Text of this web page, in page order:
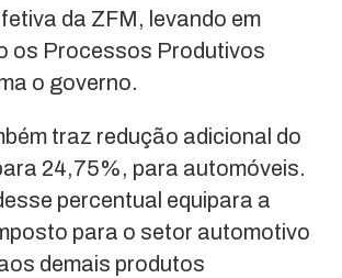
da ZFM, levando em
os Processos Produtivos
o governo.
traz redução adicional do
24,75%, para automóveis.
percentual equipara a
para o setor automotivo
demais produtos